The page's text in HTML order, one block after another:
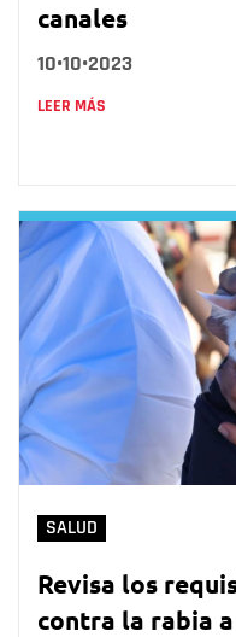
canales
10•10•2023
LEER MÁS
SALUD
Revisa los
contra la rabia